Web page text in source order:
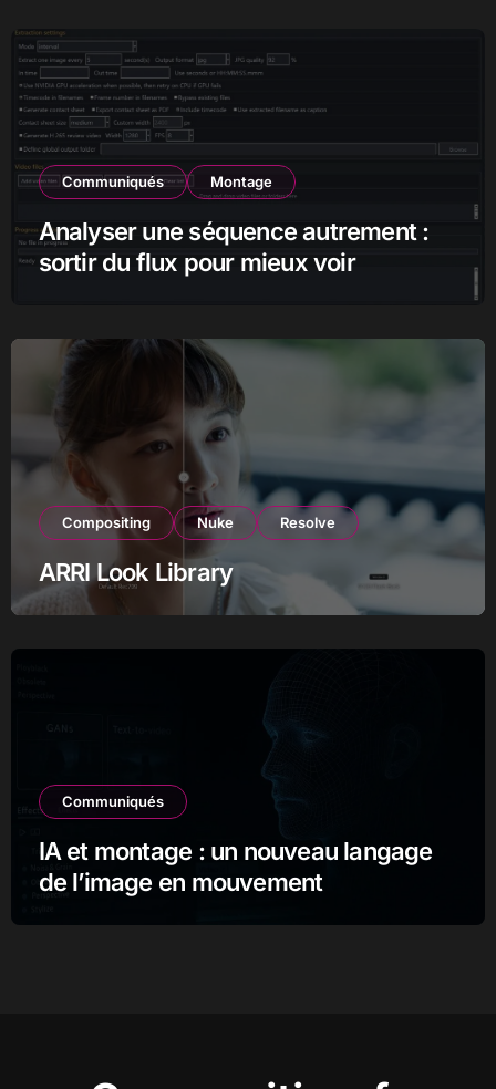
Communiqués Montage
Analyser une séquence autrement :
sortir du flux pour mieux voir
Compositing Nuke Resolve
ARRI Look Library
Communiqués
IA et montage : un nouveau langage
de l’image en mouvement